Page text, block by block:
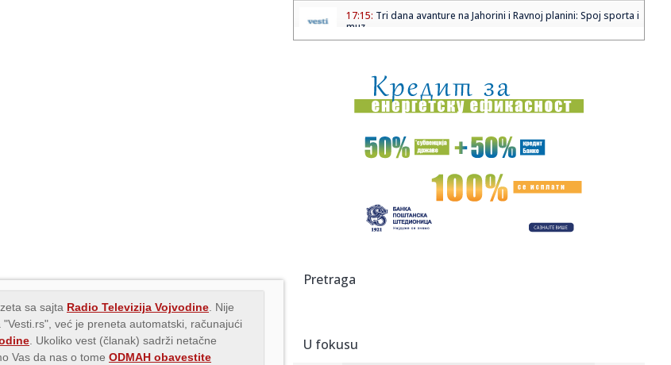
sa sajta Radio Televizija Vojvodine . Nije
već je preneta automatski, računajući
. Ukoliko vest (članak) sadrži netačne
Vas da nas o tome ODMAH obavestite
17:15: Tri dana avanture na Jahorini i Ravnoj planini: Spoj sporta i
muz...
17:11:Slani mafini gotovi za 20 minuta
17:08:KLUBOVI SPUSTILI RAMPU SRBIJI: Bogdanović i Micić
propuštaju k...
UNS: Skupština Kosova da omogući nesmetan rad svim
17:05:Колико дуго може да стоји отворена ...
17:06:
Pretraga
U fokusu